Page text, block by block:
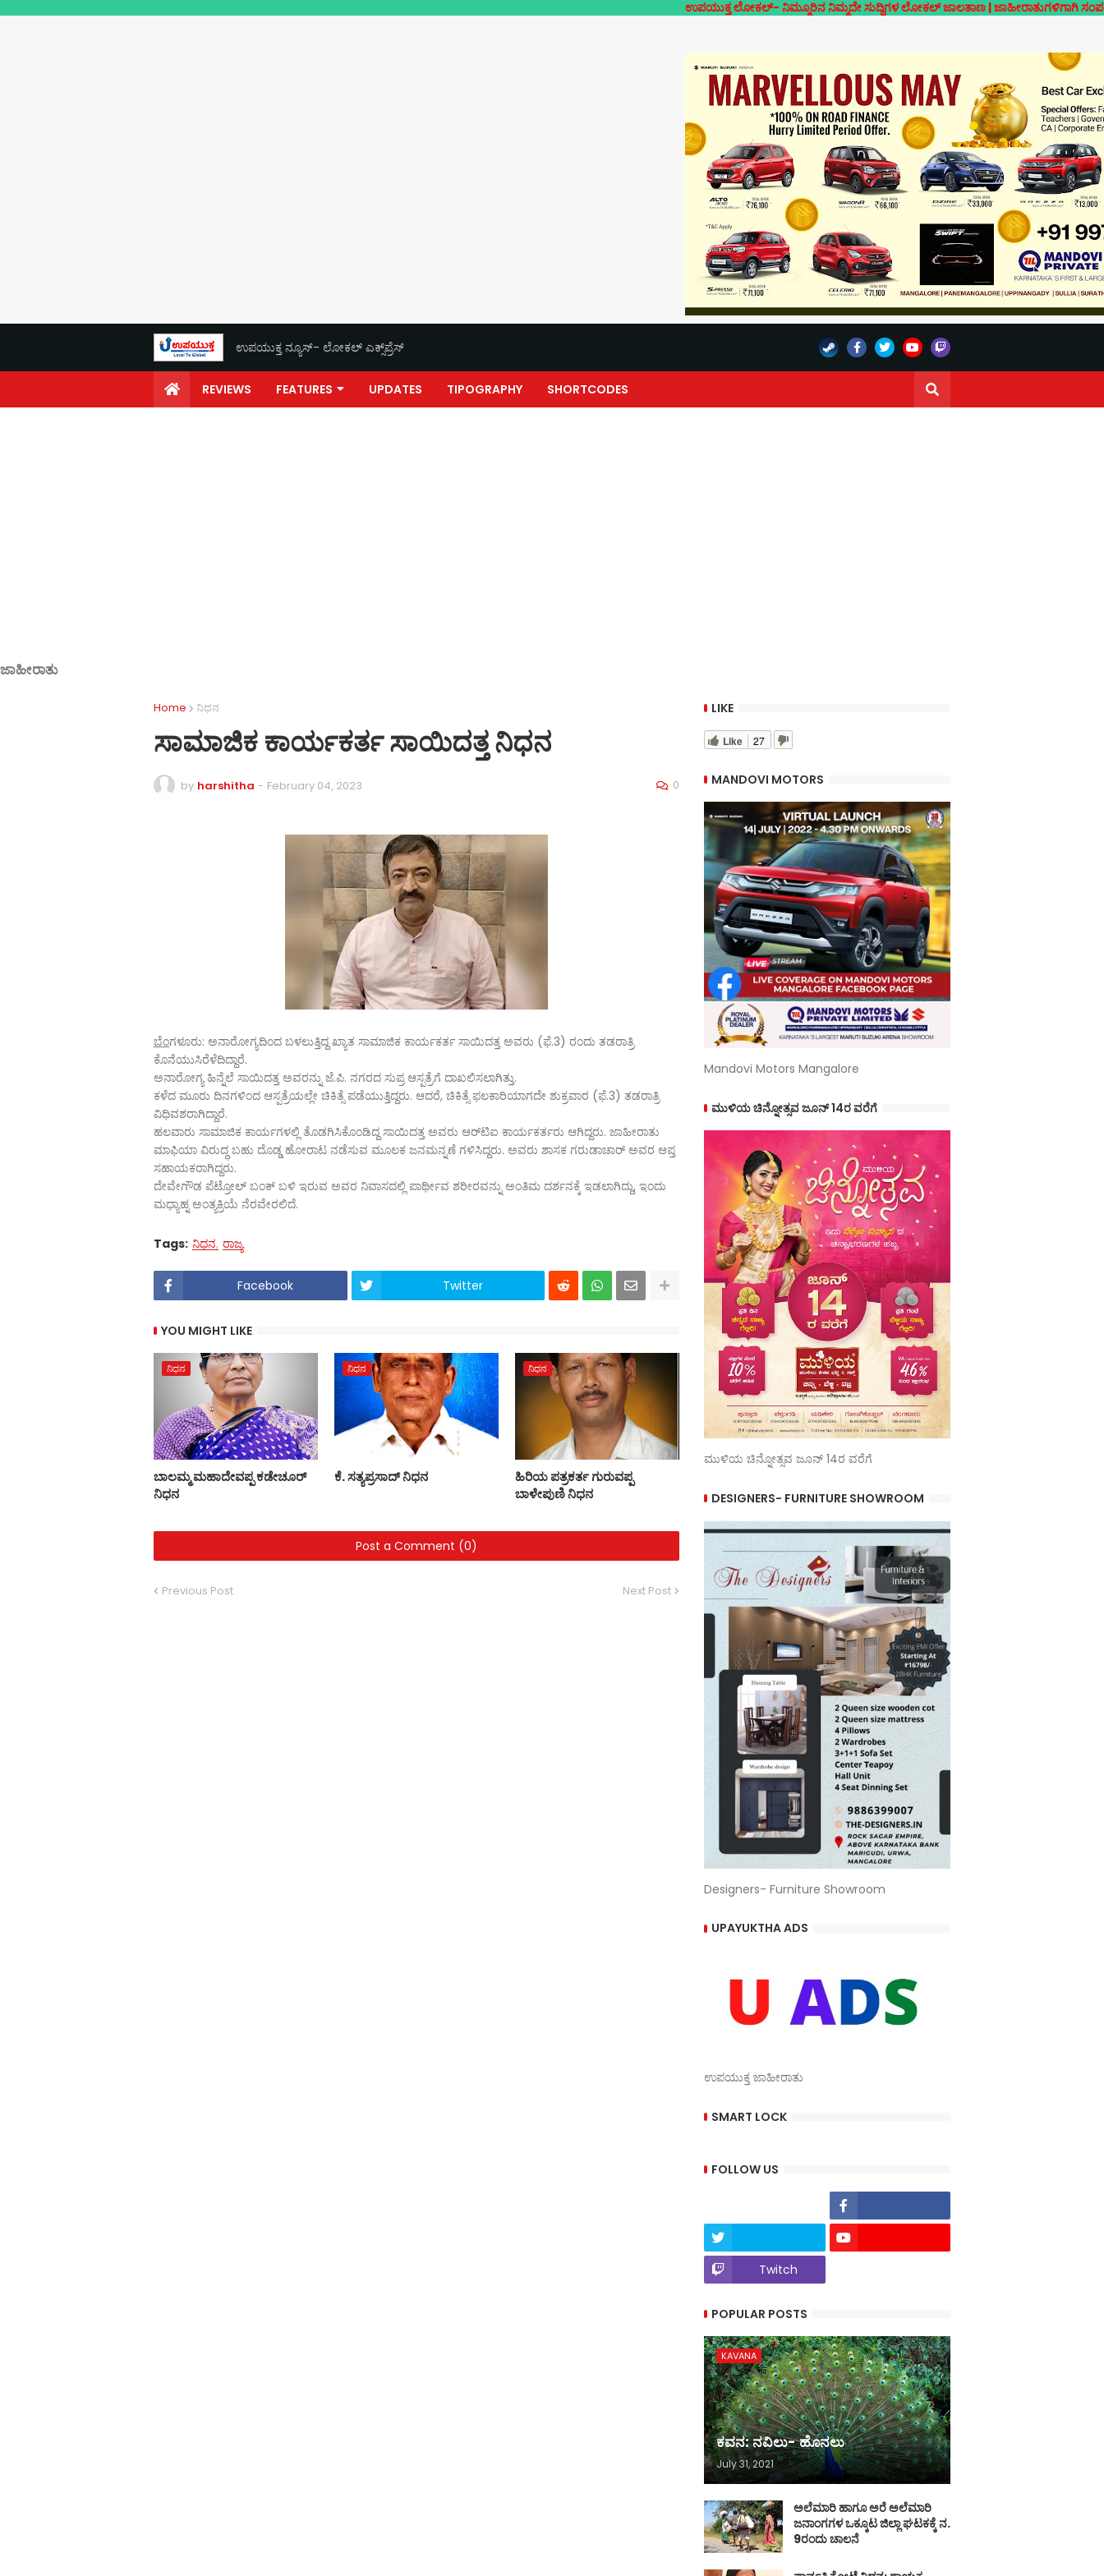
ಉಪಯುಕ್ತ ಲೋಕಲ್- ನಿಮ್ಮೂರಿನ ನಿಮ್ಮದೇ ಸುದ್ದಿಗಳ ಲೋಕಲ್ ಜಾಲತಾಣ | ಜಾಹೀರಾತುಗಳಿಗಾಗಿ ಸಂಪರ್ಕಿಸಿ-
ಉಪಯುಕ್ತ ನ್ಯೂಸ್- ಲೋಕಲ್ ಎಕ್ಸ್‌ಪ್ರೆಸ್‌
REVIEWS FEATURES UPDATES TIPOGRAPHY SHORTCODES
ಜಾಹೀರಾತು
Home ನಿಧನ
ಸಾಮಾಜಿಕ ಕಾರ್ಯಕರ್ತ ಸಾಯಿದತ್ತ ನಿಧನ
by harshitha - February 04, 2023 0
ಬೆಂಗಳೂರು: ಅನಾರೋಗ್ಯದಿಂದ ಬಳಲುತ್ತಿದ್ದ ಖ್ಯಾತ ಸಾಮಾಜಿಕ ಕಾರ್ಯಕರ್ತ ಸಾಯಿದತ್ತ ಅವರು (ಫೆ.3) ರಂದು ತಡರಾತ್ರಿ
ಕೊನೆಯುಸಿರೆಳೆದಿದ್ದಾರೆ.
ಅನಾರೋಗ್ಯ ಹಿನ್ನೆಲೆ ಸಾಯಿದತ್ತ ಅವರನ್ನು ಜೆ.ಪಿ. ನಗರದ ಸುಪ್ರ ಆಸ್ಪತ್ರೆಗೆ ದಾಖಲಿಸಲಾಗಿತ್ತು.
ಕಳೆದ ಮೂರು ದಿನಗಳಿಂದ ಆಸ್ಪತ್ರೆಯಲ್ಲೇ ಚಿಕಿತ್ಸೆ ಪಡೆಯುತ್ತಿದ್ದರು. ಆದರೆ, ಚಿಕಿತ್ಸೆ ಫಲಕಾರಿಯಾಗದೇ ಶುಕ್ರವಾರ (ಫೆ.3) ತಡರಾತ್ರಿ
ವಿಧಿವಶರಾಗಿದ್ದಾರೆ.
ಹಲವಾರು ಸಾಮಾಜಿಕ ಕಾರ್ಯಗಳಲ್ಲಿ ತೊಡಗಿಸಿಕೊಂಡಿದ್ದ ಸಾಯಿದತ್ತ ಅವರು ಆರ್​​ಟಿಐ ಕಾರ್ಯಕರ್ತರು ಆಗಿದ್ದರು. ಜಾಹೀರಾತು
ಮಾಫಿಯಾ ವಿರುದ್ಧ ಬಹು ದೊಡ್ಡ ಹೋರಾಟ ನಡೆಸುವ ಮೂಲಕ ಜನಮನ್ನಣೆ ಗಳಿಸಿದ್ದರು. ಅವರು ಶಾಸಕ ಗರುಡಾಚಾರ್​ ಅವರ ಆಪ್ತ
ಸಹಾಯಕರಾಗಿದ್ದರು.
ದೇವೇಗೌಡ ಪೆಟ್ರೋಲ್​ ಬಂಕ್​ ಬಳಿ ಇರುವ ಅವರ ನಿವಾಸದಲ್ಲಿ ಪಾರ್ಥೀವ ಶರೀರವನ್ನು ಅಂತಿಮ ದರ್ಶನಕ್ಕೆ ಇಡಲಾಗಿದ್ದು, ಇಂದು
ಮಧ್ಯಾಹ್ನ ಅಂತ್ಯಕ್ರಿಯೆ ನೆರವೇರಲಿದೆ.
Tags: ನಿಧನ ರಾಜ್ಯ
Facebook Twitter
YOU MIGHT LIKE
ನಿಧನ
ಬಾಲಮ್ಮ ಮಹಾದೇವಪ್ಪ ಕಡೇಚೂರ್
ನಿಧನ
ನಿಧನ
ಕೆ. ಸತ್ಯಪ್ರಸಾದ್ ನಿಧನ
ನಿಧನ
ಹಿರಿಯ ಪತ್ರಕರ್ತ ಗುರುವಪ್ಪ
ಬಾಳೇಪುಣಿ ನಿಧನ
Post a Comment (0)
Previous Post Next Post
LIKE
Like 27
MANDOVI MOTORS
Mandovi Motors Mangalore
ಮುಳಿಯ ಚಿನ್ನೋತ್ಸವ ಜೂನ್ 14ರ ವರೆಗೆ
ಮುಳಿಯ ಚಿನ್ನೋತ್ಸವ ಜೂನ್ 14ರ ವರೆಗೆ
DESIGNERS- FURNITURE SHOWROOM
Designers- Furniture Showroom
UPAYUKTHA ADS
ಉಪಯುಕ್ತ ಜಾಹೀರಾತು
SMART LOCK
FOLLOW US
Twitch
POPULAR POSTS
KAVANA
ಕವನ: ನವಿಲು- ಹೊನಲು
July 31, 2021
ಅಲೆಮಾರಿ ಹಾಗೂ ಅರೆ ಅಲೆಮಾರಿ
ಜನಾಂಗಗಳ ಒಕ್ಕೂಟ ಜಿಲ್ಲಾ ಘಟಕಕ್ಕೆ ನ.
9ರಂದು ಚಾಲನೆ